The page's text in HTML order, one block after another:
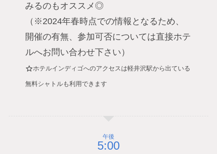
みるのもオススメ◎
（※2024年春時点での情報となるため、
開催の有無、参加可否については直接ホテ
ルへお問い合わせ下さい）
ホテルインディゴへのアクセスは軽井沢駅から出ている
無料シャトルも利用できます
午後